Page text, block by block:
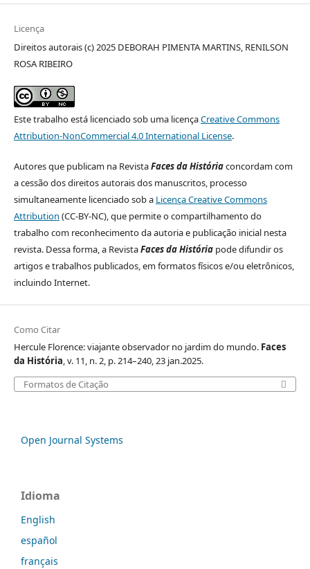
Licença
Direitos autorais (c) 2025 DEBORAH PIMENTA MARTINS, RENILSON
ROSA RIBEIRO
Este trabalho está licenciado sob uma licençaCreative Commons
Attribution-NonCommercial 4.0 International License.
Autores que publicam na RevistaFaces da Históriaconcordam com
a cessão dos direitos autorais dos manuscritos, processo
simultaneamente licenciado sob a Licença Creative Commons
Attribution (CC-BY-NC), que permite o compartilhamento do
trabalho com reconhecimento da autoria e publicação inicial nesta
revista. Dessa forma, a RevistaFaces da Históriapode difundir os
artigos e trabalhos publicados, em formatos físicos e/ou eletrônicos,
incluindo Internet.
Como Citar
Hercule Florence: viajante observador no jardim do mundo. Faces
da História, v. 11, n. 2, p. 214–240, 23 jan.2025.
Formatos de Citação
Open Journal Systems
Idioma
English
español
français